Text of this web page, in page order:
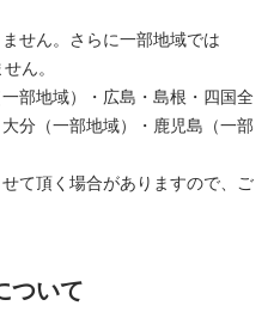
せん。さらに一部地域では
ん。
部地域）・広島・島根・四国全
分（一部地域）・鹿児島（一部
て頂く場合がありますので、ご
ついて